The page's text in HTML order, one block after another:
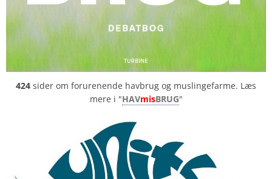
424 sider om forurenende havbrug og muslingefarme. Læs
mere i "HAVmisBRUG"